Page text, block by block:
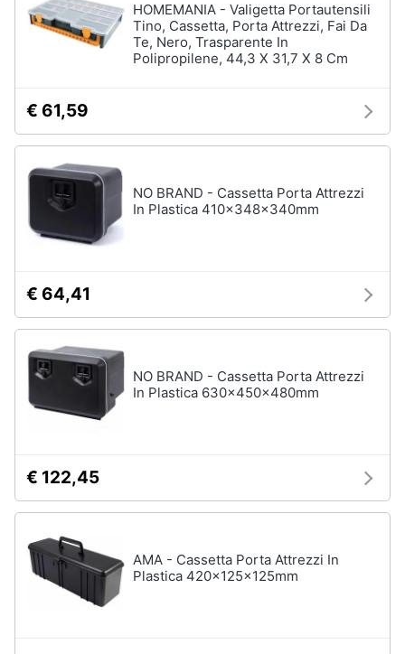
automazione
Telecamere
videosorveglianza
HOMEMANIA - Valigetta Portautensili
Tino, Cassetta, Porta Attrezzi, Fai Da
Te, Nero, Trasparente In
Polipropilene, 44,3 X 31,7 X 8 Cm
€ 61,59
NO BRAND - Cassetta Porta Attrezzi
In Plastica 410x348x340mm
€ 64,41
NO BRAND - Cassetta Porta Attrezzi
In Plastica 630x450x480mm
€ 122,45
AMA - Cassetta Porta Attrezzi In
Plastica 420x125x125mm